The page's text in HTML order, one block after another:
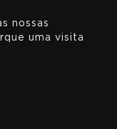
nossas
uma visita